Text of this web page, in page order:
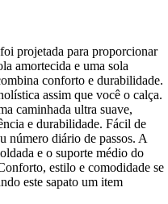
projetada para proporcionar
amortecida e uma sola
conforto e durabilidade.
assim que você o calça.
caminhada ultra suave,
e durabilidade. Fácil de
número diário de passos. A
e o suporte médio do
estilo e comodidade se
este sapato um item